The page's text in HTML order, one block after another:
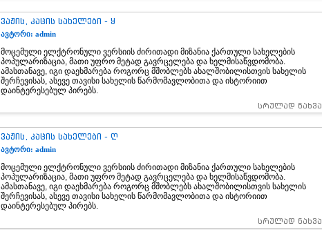
ვაჟის, კაცის სახელები - ყ
ავტორი: admin
მოცემული ელქტრონული ვერსიის ძირითადი მიზანია ქართული სახელების
პოპულარიზაცია, მათი უფრო მეტად გავრცელება და ხელმისაწვდომობა.
ამასთანავე, იგი დაეხმარება როგორც მშობლებს ახალშობილისთვის სახელის
შერჩევისას, ასევე თავისი სახელის წარმომავლობითა და ისტორიით
დაინტერესებულ პირებს.
სრულად ნახვა
ვაჟის, კაცის სახელები - ღ
ავტორი: admin
მოცემული ელქტრონული ვერსიის ძირითადი მიზანია ქართული სახელების
პოპულარიზაცია, მათი უფრო მეტად გავრცელება და ხელმისაწვდომობა.
ამასთანავე, იგი დაეხმარება როგორც მშობლებს ახალშობილისთვის სახელის
შერჩევისას, ასევე თავისი სახელის წარმომავლობითა და ისტორიით
დაინტერესებულ პირებს.
სრულად ნახვა